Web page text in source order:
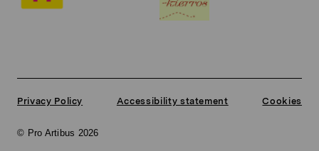
© Pro Artibus 2026
Privacy Policy Accessibility statement Cookies